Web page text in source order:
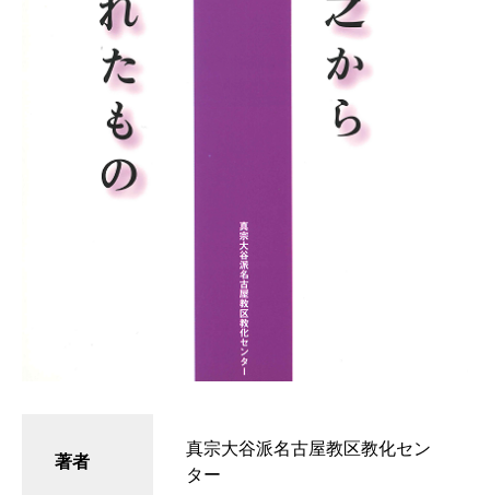
著者
真宗大谷派名古屋教区教化セン
ター